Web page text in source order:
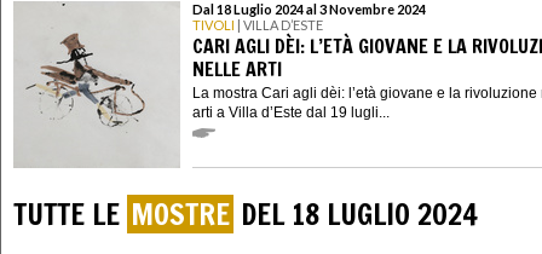
Dal 18 Luglio 2024 al 3 Novembre 2024
TIVOLI | VILLA D’ESTE
CARI AGLI DÈI: L’ETÀ GIOVANE E LA
NELLE ARTI
La mostra Cari agli dèi: l’età giovane e la rivoluzione
arti a Villa d’Este dal 19 lugli...
TUTTE LE MOSTRE DEL 18 LUGLIO 2024